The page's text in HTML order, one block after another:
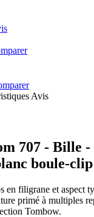
Avis
707 - Bille -
boule-
en filigrane et aspect
primé à multiples
Tombow.